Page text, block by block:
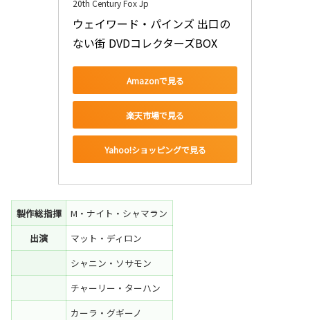
20th Century Fox Jp
ウェイワード・パインズ 出口の
ない街 DVDコレクターズBOX
Amazonで見る
楽天市場で見る
Yahoo!ショッピングで見る
製作総指揮
M・ナイト・シャマラン
出演
マット・ディロン
シャニン・ソサモン
チャーリー・ターハン
カーラ・グギーノ